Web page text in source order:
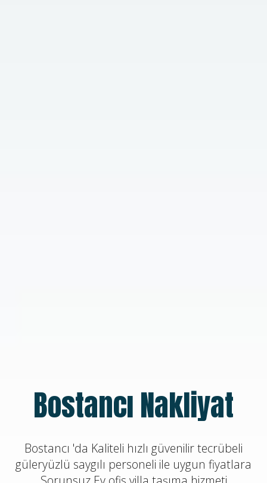
Bostancı Nakliyat
Bostancı 'da Kaliteli hızlı güvenilir tecrübeli
güleryüzlü saygılı personeli ile uygun fiyatlara